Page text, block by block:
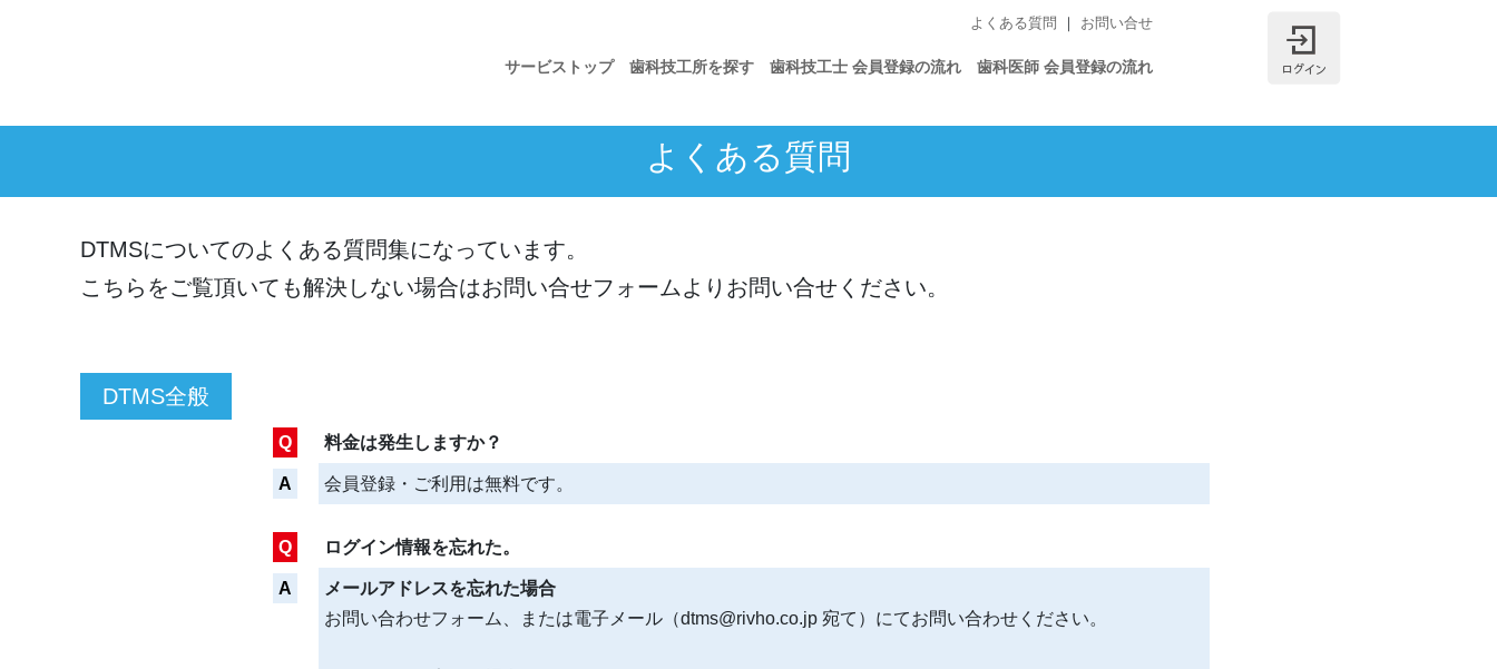
DTMS（歯科医師と歯科技工士のマッチングサイト）
よくある質問 ｜ お問い合せ
サービストップ 歯科技工所を探す 歯科技工士 会員登録の流れ 歯科医師 会員登録の流れ
新規会員登録
よくある質問
DTMSについてのよくある質問集になっています。
こちらをご覧頂いても解決しない場合はお問い合せフォームよりお問い合せください。
DTMS全般
Q 料金は発生しますか？
A 会員登録・ご利用は無料です。
Q ログイン情報を忘れた。
A
メールアドレスを忘れた場合
お問い合わせフォーム、または電子メール（dtms@rivho.co.jp 宛て）にてお問い合わせください。